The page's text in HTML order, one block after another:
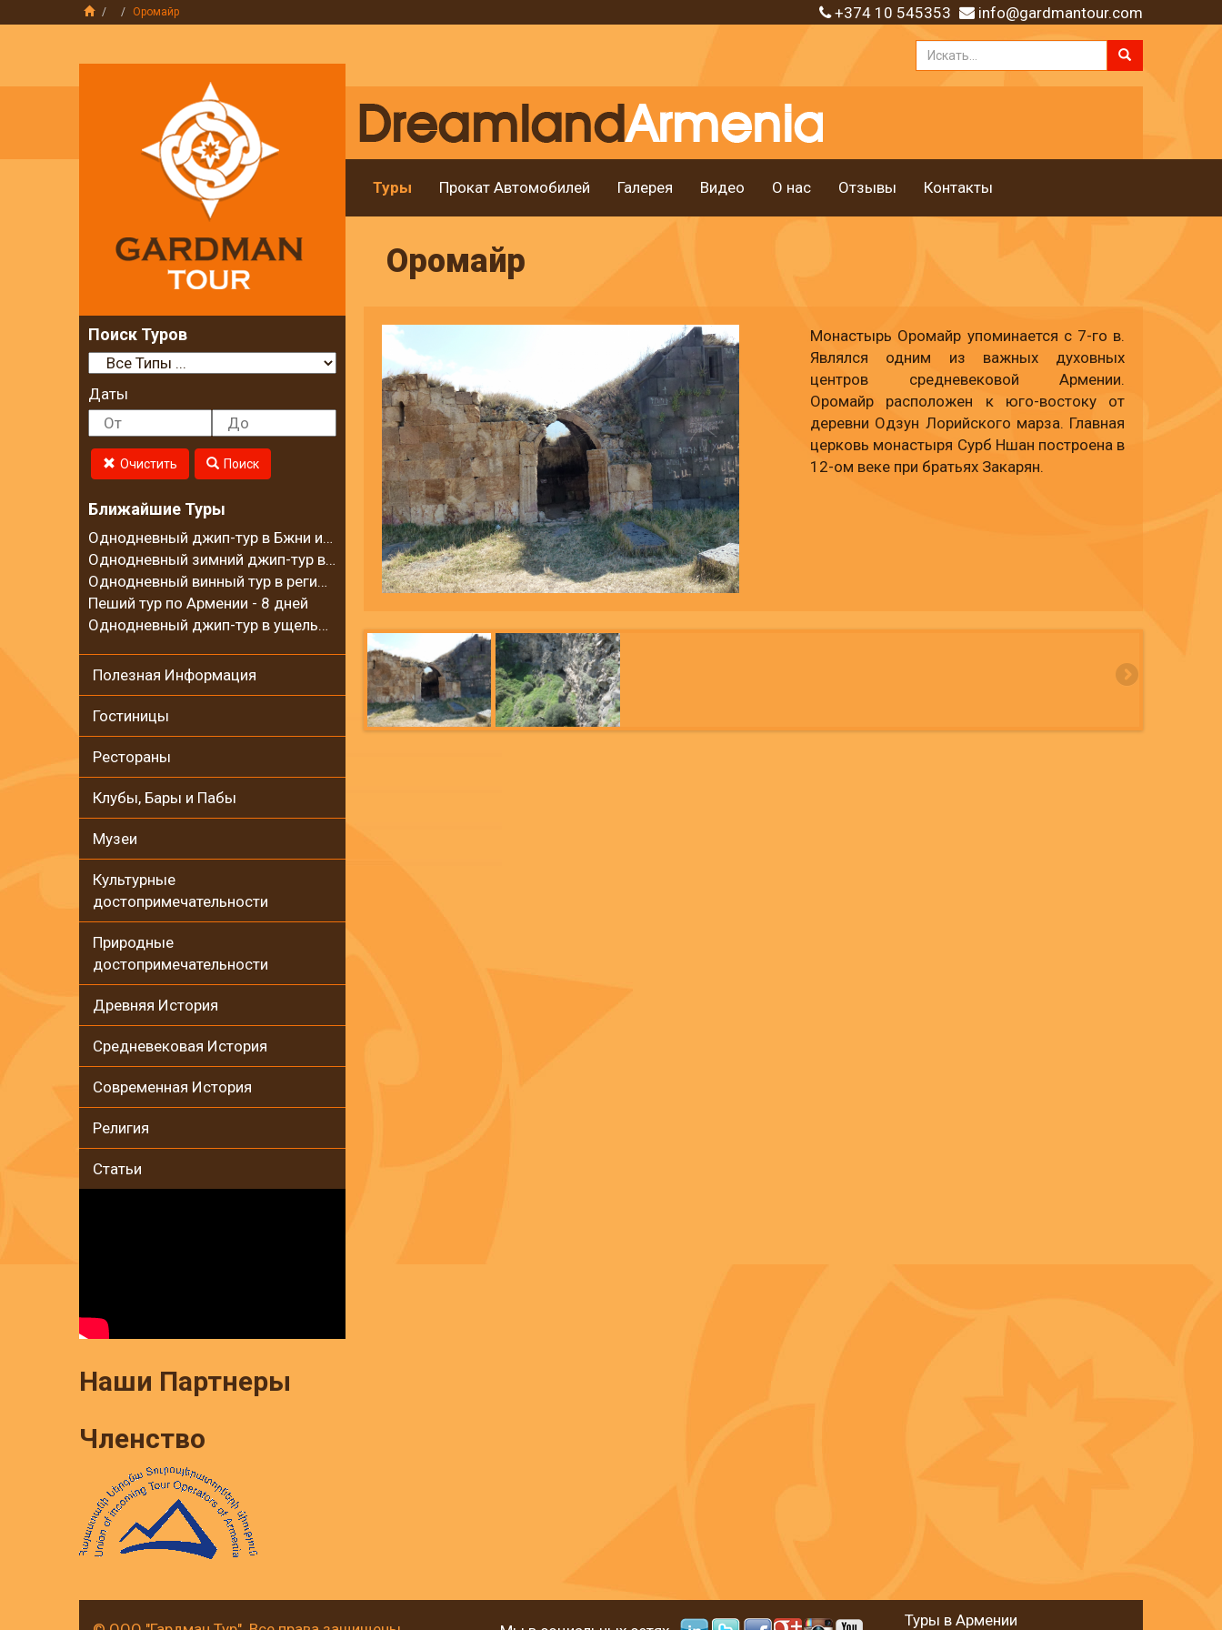
Оромайр +374 10 545353 info@gardmantour.com
Туры Прокат Автомобилей Галерея Видео О нас Отзывы Контакты
Поиск Туров
Даты
Очистить Поиск
Ближайшие Туры
Однодневный джип-тур в Бжни и на горный хребет Цахкуняц
Однодневный зимний джип-тур в село Калаван
Однодневный винный тур в регионе Вайоц Дзор
Пеший тур по Армении - 8 дней
Однодневный джип-тур в ущелье Гарни и на Гегамские горы
Полезная Информация
Гостиницы
Рестораны
Клубы, Бары и Пабы
Музеи
Культурные
достопримечательности
Природные
достопримечательности
Древняя История
Средневековая История
Современная История
Религия
Статьи
Наши Партнеры
Членство
Оромайр
Монастырь Оромайр упоминается с 7-го в.
Являлся одним из важных духовных
центров средневековой Армении.
Оромайр расположен к юго-востоку от
деревни Одзун Лорийского марза. Главная
церковь монастыря Сурб Ншан построена в
12-ом веке при братьях Закарян.
Туры в Армении